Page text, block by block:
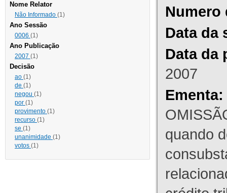
Nome Relator
Não Informado (1)
Ano Sessão
0006 (1)
Ano Publicação
2007 (1)
Decisão
ao (1)
de (1)
negou (1)
por (1)
provimento (1)
recurso (1)
se (1)
unanimidade (1)
votos (1)
Numero
Data da
Data da
2007
Ementa:
quando